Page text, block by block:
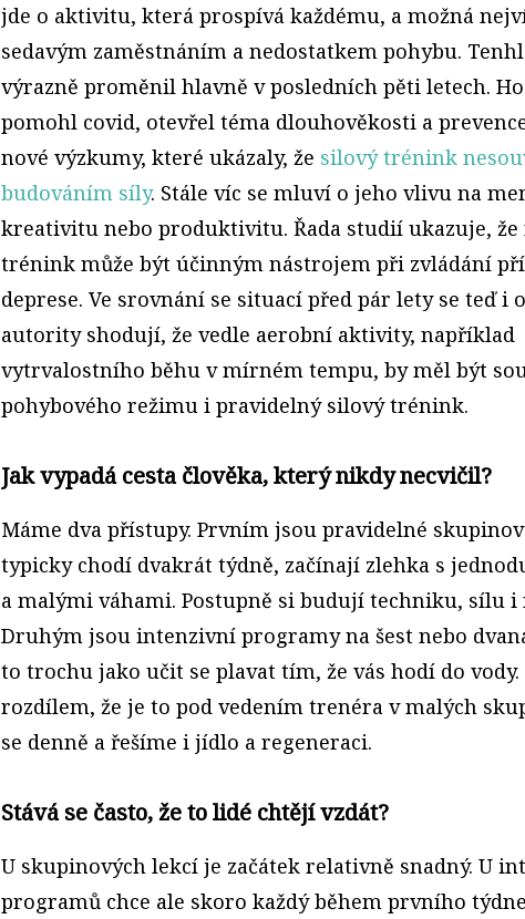
jde o aktivitu, která prospívá každému, a možná
sedavým zaměstnáním a nedostatkem pohybu.
výrazně proměnil hlavně v posledních pěti letech.
pomohl covid, otevřel téma dlouhověkosti a
nové výzkumy, které ukázaly, že silový trénink
budováním síly. Stále víc se mluví o jeho vlivu na
kreativitu nebo produktivitu. Řada studií ukazuje, že
trénink může být účinným nástrojem při zvládání
deprese. Ve srovnání se situací před pár lety se teď i
autority shodují, že vedle aerobní aktivity, například
vytrvalostního běhu v mírném tempu, by měl být
pohybového režimu i pravidelný silový trénink.
Jak vypadá cesta člověka, který nikdy necvičil?
Máme dva přístupy. Prvním jsou pravidelné
typicky chodí dvakrát týdně, začínají zlehka s
a malými váhami. Postupně si budují techniku, sílu i
Druhým jsou intenzivní programy na šest nebo
to trochu jako učit se plavat tím, že vás hodí do vody.
rozdílem, že je to pod vedením trenéra v malých
se denně a řešíme i jídlo a regeneraci.
Stává se často, že to lidé chtějí vzdát?
U skupinových lekcí je začátek relativně snadný. U
programů chce ale skoro každý během prvního